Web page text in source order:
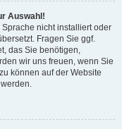
Auswahl!
nicht installiert oder
Fragen Sie ggf.
das Sie benötigen,
wir uns freuen, wenn Sie
können auf der Website